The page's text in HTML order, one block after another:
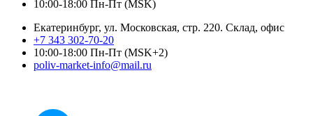
10:00-18:00 Пн-Пт (MSK)
Екатеринбург, ул. Московская, стр. 220. Склад, офис
+7 343 302-70-20
10:00-18:00 Пн-Пт (MSK+2)
poliv-market-info@mail.ru